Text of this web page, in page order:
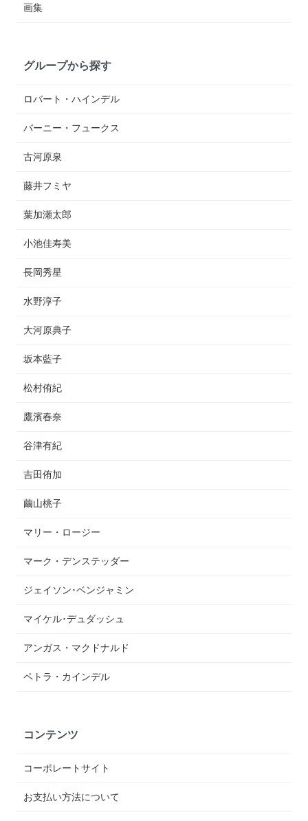
画集
グループから探す
ロバート・ハインデル
バーニー・フュークス
古河原泉
藤井フミヤ
葉加瀬太郎
小池佳寿美
長岡秀星
水野淳子
大河原典子
坂本藍子
松村侑紀
鷹濱春奈
谷津有紀
吉田侑加
繭山桃子
マリー・ロージー
マーク・デンステッダー
ジェイソン･ベンジャミン
マイケル･デュダッシュ
アンガス・マクドナルド
ペトラ・カインデル
コンテンツ
コーポレートサイト
お支払い方法について